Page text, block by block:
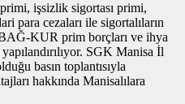
işsizlik sigortası primi,
para cezaları ile sigortalıların
BAĞ-KUR prim borçları ve ihya
SGK Manisa İl
basın toplantısıyla
hakkında Manisalılara